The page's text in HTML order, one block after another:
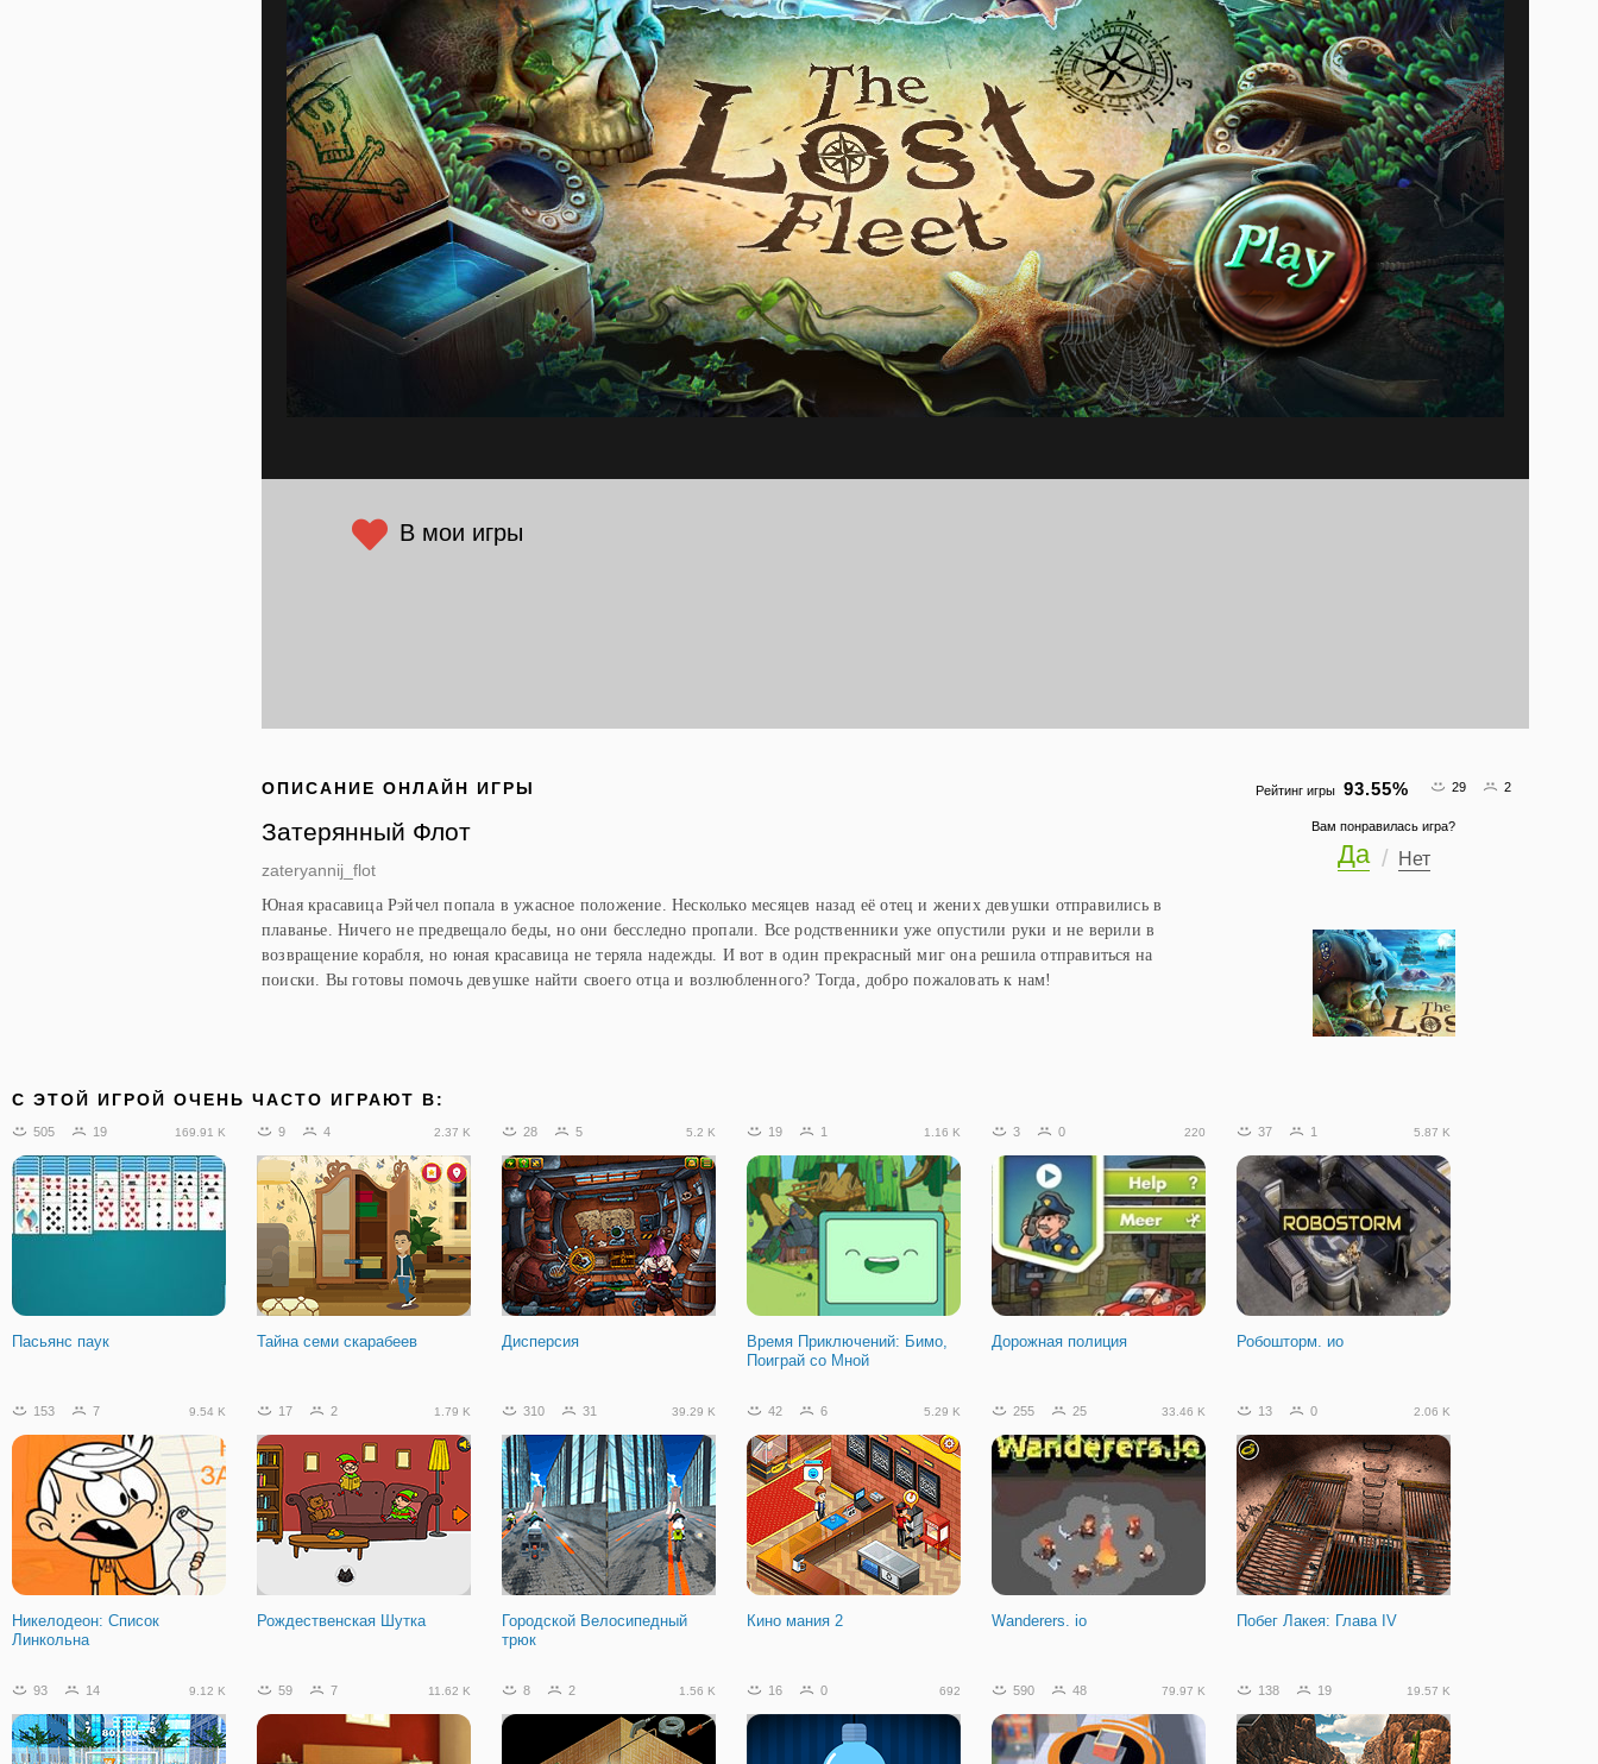
В мои игры
Рейтинг игры 93.55% 29 2
Вам понравилась игра?
Да Нет
ОПИСАНИЕ ОНЛАЙН ИГРЫ
Затерянный Флот
zateryannij_flot
Юная красавица Рэйчел попала в ужасное положение. Несколько месяцев назад её отец и жених девушки отправились в
плаванье. Ничего не предвещало беды, но они бесследно пропали. Все родственники уже опустили руки и не верили в
возвращение корабля, но юная красавица не теряла надежды. И вот в один прекрасный миг она решила отправиться на
поиски. Вы готовы помочь девушке найти своего отца и возлюбленного? Тогда, добро пожаловать к нам!
C ЭТОЙ ИГРОЙ ОЧЕНЬ ЧАСТО ИГРАЮТ В:
505 19 169.91 K
Пасьянс паук
9 4 2.37 K
Тайна семи скарабеев
28 5 5.2 K
Дисперсия
19 1 1.16 K
Время Приключений: Бимо,
Поиграй со Мной
3 0 220
Дорожная полиция
37 1 5.87 K
Робошторм. ио
153 7 9.54 K
Никелодеон: Список
Линкольна
17 2 1.79 K
Рождественская Шутка
310 31 39.29 K
Городской Велосипедный
трюк
42 6 5.29 K
Кино мания 2
255 25 33.46 K
Wanderers. io
13 0 2.06 K
Побег Лакея: Глава IV
93 14 9.12 K 59 7 11.62 K 8 2 1.56 K 16 0 692 590 48 79.97 K 138 19 19.57 K